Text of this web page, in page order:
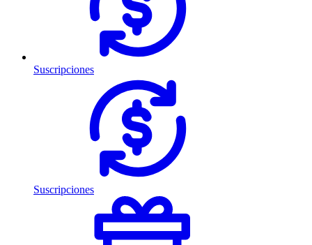
Suscripciones
Suscripciones